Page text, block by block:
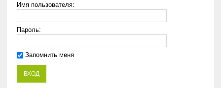
Имя пользователя:
Пароль:
Запомнить меня